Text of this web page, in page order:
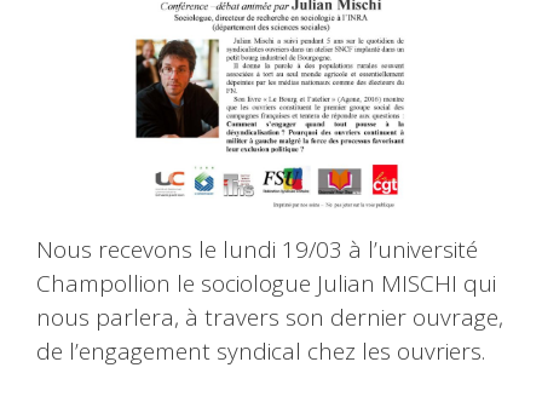
Nous recevons le lundi 19/03 à l’université
Champollion le sociologue Julian MISCHI qui
nous parlera, à travers son dernier ouvrage,
de l’engagement syndical chez les ouvriers.